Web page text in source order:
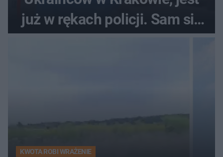
już w rękach policji. Sam się
zgłosił
KWOTA ROBI WRAŻENIE